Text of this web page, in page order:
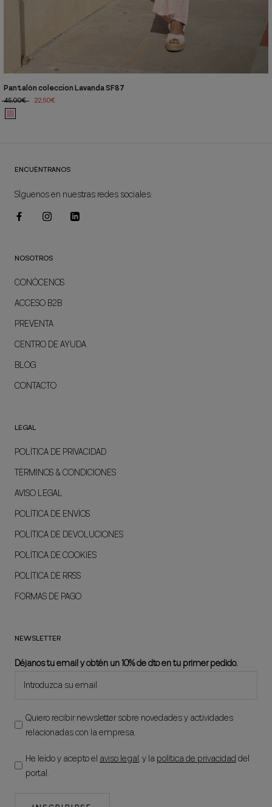
Pantalón coleccion Lavanda SF87
45,00€
22,50€
ENCUÉNTRANOS
SÍguenos en nuestras redes sociales:
NOSOTROS
CONÓCENOS
ACCESO B2B
PREVENTA
CENTRO DE AYUDA
BLOG
CONTACTO
LEGAL
POLÍTICA DE PRIVACIDAD
TÉRMINOS & CONDICIONES
AVISO LEGAL
POLÍTICA DE ENVÍOS
POLÍTICA DE DEVOLUCIONES
POLÍTICA DE COOKIES
POLÍTICA DE RRSS
FORMAS DE PAGO
NEWSLETTER
Déjanos tu email y obtén un 10% de dto en tu primer pedido.
Quiero recibir newsletter sobre novedades y actividades
relacionadas con la empresa.
He leído y acepto el aviso legal, y lapolítica de privacidaddel
portal.